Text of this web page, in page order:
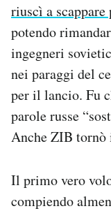
riuscì a
potendo
ingegneri
nei paraggi del
per il lancio. Fu
parole russe
Anche ZIB tornò
Il primo vero
compiendo